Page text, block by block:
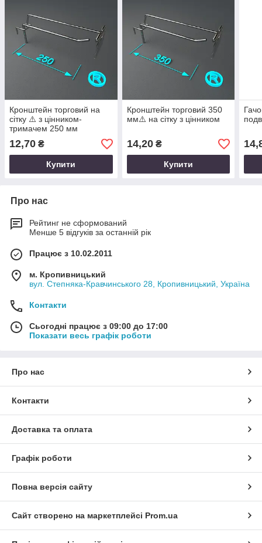
Кронштейн торговий на
сітку ⚠️ з цінником-
тримачем 250 мм
12,70 ₴
Купити
Кронштейн торговий 350
мм⚠️ на сітку з цінником
14,20₴
Купити
Про нас
Рейтинг не сформований
Менше 5 відгуків за останній рік
Працює з 10.02.2011
м. Кропивницький
вул. Степняка-Кравчинського 28, Кропивницький, Україна
Контакти
Сьогодні працює з 09:00 до 17:00
Показати весь графік роботи
Про нас
Контакти
Доставка та оплата
Графік роботи
Повна версія сайту
Сайт створено на маркетплейсі Prom.ua